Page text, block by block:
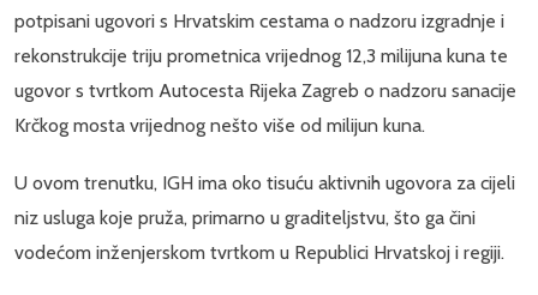
potpisani ugovori s Hrvatskim cestama o nadzoru izgradnje i
rekonstrukcije triju prometnica vrijednog 12,3 milijuna kuna te
ugovor s tvrtkom Autocesta Rijeka Zagreb o nadzoru sanacije
Krčkog mosta vrijednog nešto više od milijun kuna.
U ovom trenutku, IGH ima oko tisuću aktivnih ugovora za cijeli
niz usluga koje pruža, primarno u graditeljstvu, što ga čini
vodećom inženjerskom tvrtkom u Republici Hrvatskoj i regiji.